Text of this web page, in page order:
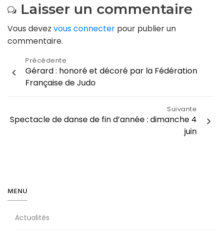
Laisser un commentaire
Vous devez vous connecter pour publier un
commentaire.
Navigation
de
Précédente
Gérard : honoré et décoré par la Fédération
Française de Judo
Suivante
Spectacle de danse de fin d’année : dimanche 4
juin
MENU
Actualités